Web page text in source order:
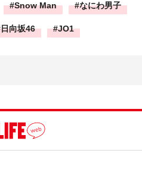
Snow Man なにわ男子
日向坂46 JO1